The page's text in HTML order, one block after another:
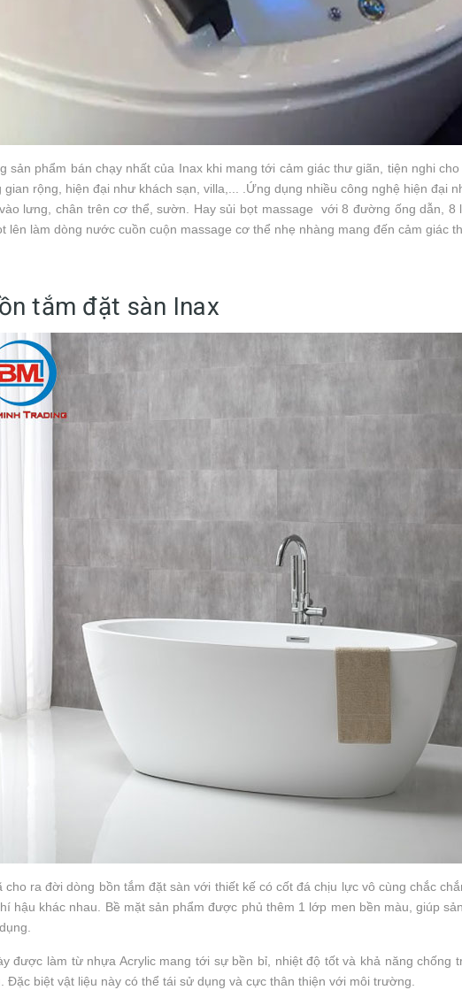
sản phẩm bán chạy nhất của Inax khi mang tới cảm giác thư giãn, tiện nghi
rộng, hiện đại như khách sạn, villa,... .Ứng dụng nhiều công nghệ hiện đại
lưng, chân trên cơ thể, sườn. Hay sủi bọt massage với 8 đường ống dẫn,
lên làm dòng nước cuồn cuộn massage cơ thể nhẹ nhàng mang đến cảm giác
tắm đặt sàn Inax
cho ra đời dòng bồn tắm đặt sàn với thiết kế có cốt đá chịu lực vô cùng chắc
hậu khác nhau. Bề mặt sản phẩm được phủ thêm 1 lớp men bền màu, giúp
được làm từ nhựa Acrylic mang tới sự bền bỉ, nhiệt độ tốt và khả năng chống
Đặc biệt vật liệu này có thể tái sử dụng và cực thân thiện với môi trường.